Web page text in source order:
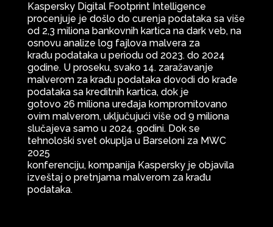
Kaspersky Digital Footprint Intelligence
procenjuje je došlo do curenja podataka sa više
od 2,3 miliona bankovnih kartica na dark veb, na
osnovu analize log fajlova malvera za
krađu podataka u periodu od 2023. do 2024
godine. U proseku, svako 14. zaražavanje
malverom za krađu podataka dovodi do krađe
podataka sa kreditnih kartica, dok je
gotovo 26 miliona uređaja kompromitovano
ovim malverom, uključujući više od 9 miliona
slučajeva samo u 2024. godini. Dok se
tehnološki svet okuplja u Barseloni za MWC
2025
konferenciju, kompanija Kaspersky je objavila
izveštaj o pretnjama malverom za krađu
podataka.